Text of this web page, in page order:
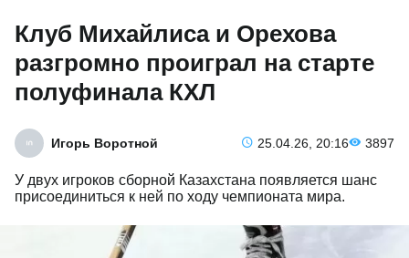
Клуб Михайлиса и Орехова
разгромно проиграл на старте
полуфинала КХЛ
Игорь Воротной 25.04.26, 20:16 3897
У двух игроков сборной Казахстана появляется шанс
присоединиться к ней по ходу чемпионата мира.